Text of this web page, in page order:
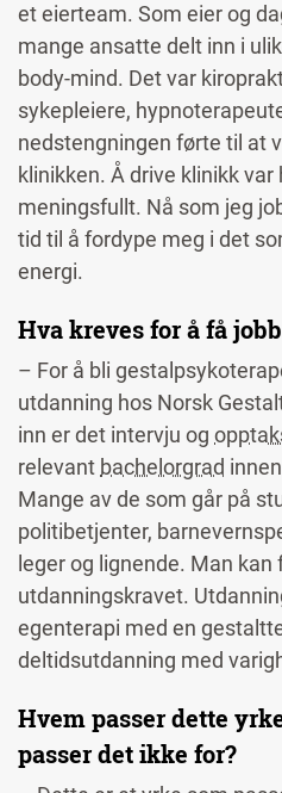
et eierteam. Som eier og
mange ansatte delt inn i
body-mind. Det var
sykepleiere,
nedstengningen førte til at
klinikken. Å drive klinikk
meningsfullt. Nå som jeg
tid til å fordype meg i det
energi.
Hva kreves for å få
– For å bli
utdanning hos Norsk
inn er det intervju og
relevant bachelorgrad
Mange av de som går på
politibetjenter,
leger og lignende. Man kan
utdanningskravet.
egenterapi med en
deltidsutdanning med
Hvem passer dette
passer det ikke for?